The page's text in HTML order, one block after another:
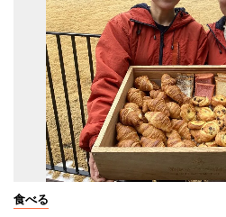
食べる